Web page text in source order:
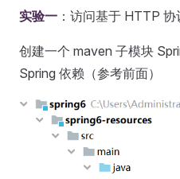
实验一 ：访问基于 HTTP
创建一个 maven 子模块
Spring 依赖（参考前面）